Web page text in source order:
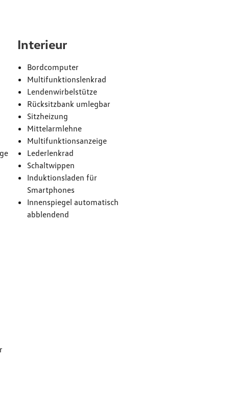
Interieur
Bordcomputer
Multifunktionslenkrad
Lendenwirbelstütze
Rücksitzbank umlegbar
Sitzheizung
Mittelarmlehne
Multifunktionsanzeige
Lederlenkrad
Schaltwippen
Induktionsladen für
Smartphones
Innenspiegel automatisch
abblendend